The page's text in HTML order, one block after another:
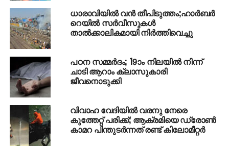
മുട്ടില്‍ മലയില്‍ പുലി ആക്രമണത്തില്‍ എസ്റ്റേറ്റ്
തൊഴിലാളിക്ക് പരിക്ക്
ധാരാവിയില്‍ വന്‍ തീപിടുത്തം;ഹാര്‍ബര്‍
റെയില്‍ സര്‍വീസുകള്‍
താല്‍ക്കാലികമായി നിര്‍ത്തിവെച്ചു
പഠന സമ്മര്‍ദം; 19ാം നിലയില്‍ നിന്ന്
ചാടി ആറാം ക്ലാസുകാരി
ജീവനൊടുക്കി
വിവാഹ വേദിയില്‍ വരനു നേരെ
കുത്തേറ്റ് പരിക്ക്; ആക്രമിയെ ഡ്രോണ്‍
കാമറ പിന്തുടര്‍ന്നത് രണ്ട് കിലോമീറ്റര്‍